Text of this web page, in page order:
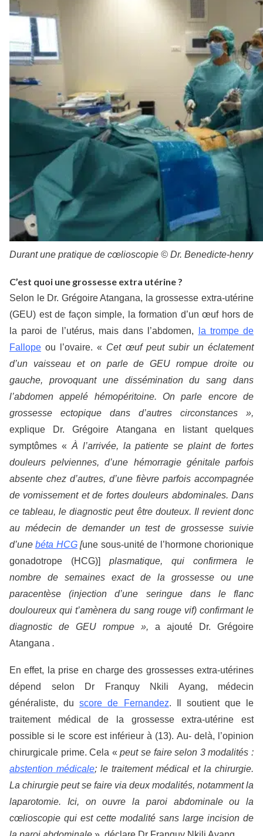
Durant une pratique de cœlioscopie © Dr. Benedicte-henry
C’est quoi une grossesse extra utérine ?
Selon le Dr. Grégoire Atangana, la grossesse extra-utérine
(GEU) est de façon simple, la formation d’un œuf hors de
la paroi de l’utérus, mais dans l’abdomen,
la trompe de
Fallope ou l’ovaire. « Cet œuf peut subir un éclatement
d’un vaisseau et on parle de GEU rompue droite ou
gauche, provoquant une dissémination du sang dans
l’abdomen appelé hémopéritoine. On parle encore de
grossesse ectopique dans d’autres circonstances »,
explique Dr. Grégoire Atangana en listant quelques
symptômes « À l’arrivée, la patiente se plaint de fortes
douleurs pelviennes, d’une hémorragie génitale parfois
absente chez d’autres, d’une fièvre parfois accompagnée
de vomissement et de fortes douleurs abdominales. Dans
ce tableau, le diagnostic peut être douteux. Il revient donc
au médecin de demander un test de grossesse suivie
d’unebéta HCG[une sous-unité de l’hormone chorionique
gonadotrope (HCG)] plasmatique, qui confirmera le
nombre de semaines exact de la grossesse ou une
paracentèse (injection d’une seringue dans le flanc
douloureux qui t’amènera du sang rouge vif) confirmant le
diagnostic de GEU rompue », a ajouté Dr. Grégoire
Atangana .
En effet, la prise en charge des grossesses extra-utérines
dépend selon Dr Franquy Nkili Ayang, médecin
généraliste, duscore de Fernandez. Il soutient que le
traitement médical de la grossesse extra-utérine est
possible si le score est inférieur à (13). Au- delà, l’opinion
chirurgicale prime. Cela « peut se faire selon 3 modalités :
abstention médicale; le traitement médical et la chirurgie.
La chirurgie peut se faire via deux modalités, notamment la
laparotomie. Ici, on ouvre la paroi abdominale ou la
cœlioscopie qui est cette modalité sans large incision de